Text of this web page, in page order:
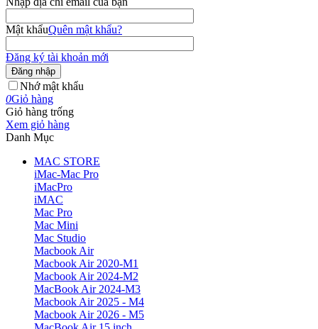
Mật khẩuQuên mật khẩu?
Đăng ký tài khoản mới
Đăng nhập
Nhớ mật khẩu
0Giỏ hàng
Giỏ hàng trống
Xem giỏ hàng
Danh Mục
MAC STORE
iMac-Mac Pro
iMacPro
iMAC
Mac Pro
Mac Mini
Mac Studio
Macbook Air
Macbook Air 2020-M1
Macbook Air 2024-M2
MacBook Air 2024-M3
Macbook Air 2025 - M4
Macbook Air 2026 - M5